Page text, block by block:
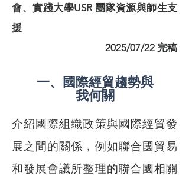
會、實踐大學USR 團隊資源與師生支
援
2025/07/22 完稿
一、國際經貿趨勢與
我何關
介紹國際組織政策與國際經貿發
展之間的關係，例如聯合國貿易
和發展會議所整理的聯合國相關